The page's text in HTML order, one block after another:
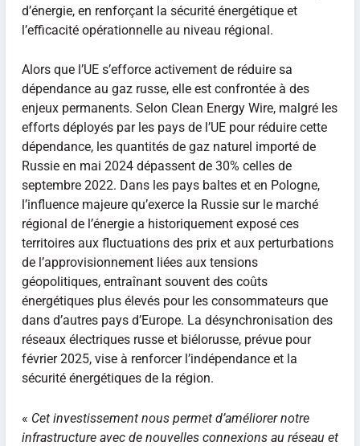
d’énergie, en renforçant la sécurité énergétique et
l’efficacité opérationnelle au niveau régional.
Alors que l’UE s’efforce activement de réduire sa
dépendance au gaz russe, elle est confrontée à des
enjeux permanents. Selon Clean Energy Wire, malgré les
efforts déployés par les pays de l’UE pour réduire cette
dépendance, les quantités de gaz naturel importé de
Russie en mai 2024 dépassent de 30% celles de
septembre 2022. Dans les pays baltes et en Pologne,
l’influence majeure qu’exerce la Russie sur le marché
régional de l’énergie a historiquement exposé ces
territoires aux fluctuations des prix et aux perturbations
de l’approvisionnement liées aux tensions
géopolitiques, entraînant souvent des coûts
énergétiques plus élevés pour les consommateurs que
dans d’autres pays d’Europe. La désynchronisation des
réseaux électriques russe et biélorusse, prévue pour
février 2025, vise à renforcer l’indépendance et la
sécurité énergétiques de la région.
« Cet investissement nous permet d’améliorer notre
infrastructure avec de nouvelles connexions au réseau et